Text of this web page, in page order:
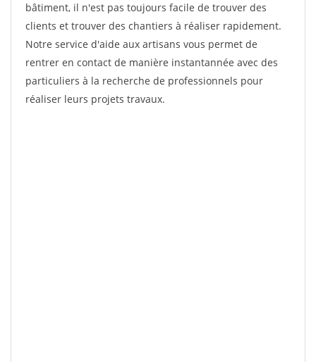
bâtiment, il n'est pas toujours facile de trouver des
clients et trouver des chantiers à réaliser rapidement.
Notre service d'aide aux artisans vous permet de
rentrer en contact de manière instantannée avec des
particuliers à la recherche de professionnels pour
réaliser leurs projets travaux.